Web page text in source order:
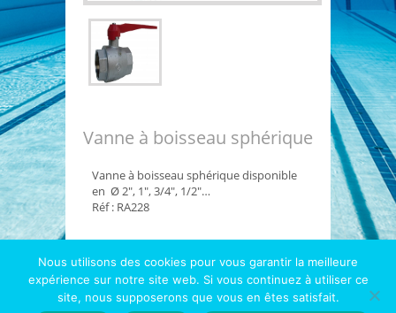
Vanne à boisseau sphérique
Vanne à boisseau sphérique disponible
en Ø 2″, 1″, 3/4″, 1/2″…
Réf : RA228
Copyright © 2026 Hydrotec - Le spécialiste 1000
piscines et diatomées |Mentions légales|
Nous utilisons des cookies pour vous garantir la meilleure
expérience sur notre site web. Si vous continuez à utiliser ce
site, nous supposerons que vous en êtes satisfait.